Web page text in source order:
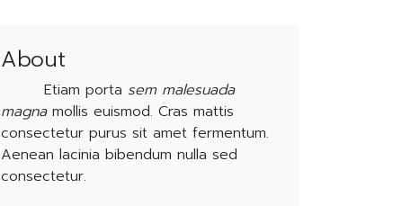
About
Etiam porta sem malesuada
magnamollis euismod. Cras mattis
consectetur purus sit amet fermentum.
Aenean lacinia bibendum nulla sed
consectetur.